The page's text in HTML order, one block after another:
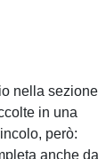
nella sezione
in una
però:
anche da